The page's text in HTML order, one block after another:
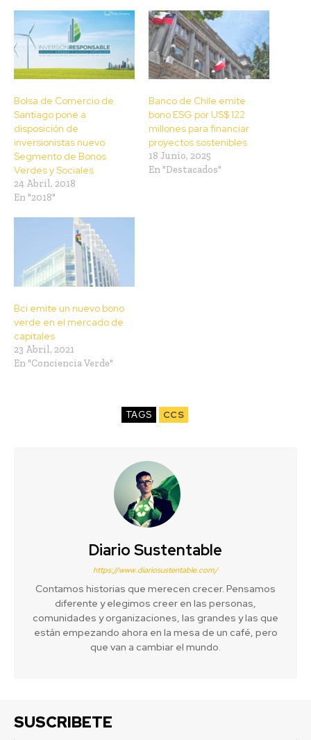
Bolsa de Comercio de
Santiago pone a
disposición de
inversionistas nuevo
Segmento de Bonos
Verdes y Sociales
24 Abril, 2018
En "2018"
Banco de Chile emite
bono ESG por US$ 122
millones para financiar
proyectos sostenibles
18 Junio, 2025
En "Destacados"
Bci emite un nuevo bono
verde en el mercado de
capitales
23 Abril, 2021
En "Conciencia Verde"
TAGS CCS
Diario Sustentable
https://www.diariosustentable.com/
Contamos historias que merecen crecer. Pensamos
diferente y elegimos creer en las personas,
comunidades y organizaciones, las grandes y las que
están empezando ahora en la mesa de un café, pero
que van a cambiar el mundo.
SUSCRIBETE